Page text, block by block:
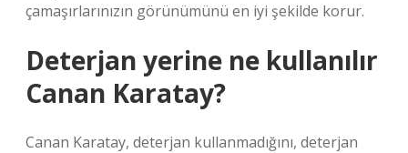
çamaşırlarınızın görünümünü en iyi şekilde korur.
Deterjan yerine ne kullanılır
Canan Karatay?
Canan Karatay, deterjan kullanmadığını, deterjan